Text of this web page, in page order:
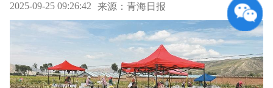
2025-09-25 09:26:42 来源：青海日报